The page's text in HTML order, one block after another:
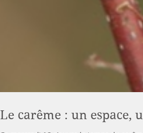
Le carême : un espace,